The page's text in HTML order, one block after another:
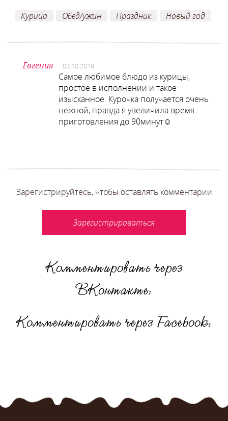
Курица Обед/ужин Праздник Новый год
Евгения 03.10.2019
Самое любимое блюдо из курицы,
простое в исполнении и такое
изысканное. Курочка получается очень
нежной, правда я увеличила время
приготовления до 90минут☺️
Зарегистрируйтесь, чтобы оставлять комментарии
Зарегистрироваться
Комментировать через
ВКонтакте:
Комментировать через Facebook: